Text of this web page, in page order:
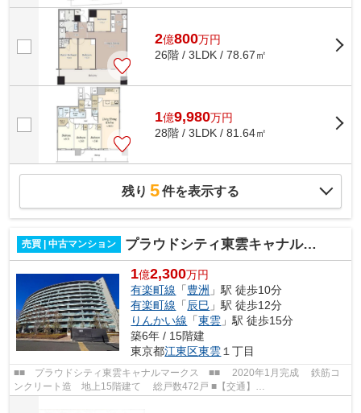
2億800万円
26階 / 3LDK / 78.67㎡
1億9,980万円
28階 / 3LDK / 81.64㎡
残り 5件を表示する
売買 | 中古マンション プラウドシティ東雲キャナルマークス
1億2,300万円
有楽町線 「豊洲 」駅 徒歩10分
有楽町線 「 辰巳 」駅 徒歩12分
りんかい線 「東雲 」駅 徒歩15分
築6年 / 15階建
東京都江東区東雲 １丁目
■■ プラウドシティ東雲キャナルマークス ■■ 2020年1月完成 鉄筋コ
ンクリート造 地上15階建て 総戸数472戸 ■【交通】
━━━━━━━━━━━━━━━ 東京メトロ有楽町線【豊洲】駅より...